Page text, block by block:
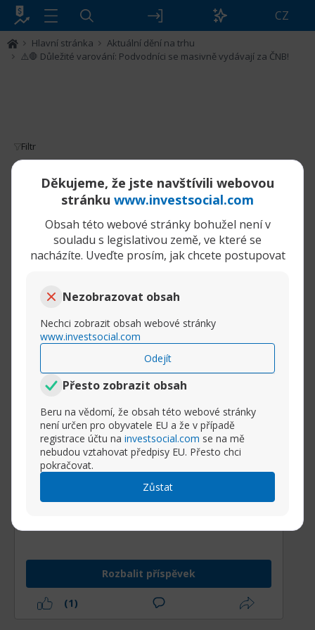
CZ
Hlavní stránka
Aktuální dění na trhu
⚠️🛑 Důležité varování: Podvodníci se masivně vydávají za ČNB!
Děkujeme, že jste navštívili webovou
stránku www.investsocial.com
Obsah této webové stránky bohužel není v
souladu s legislativou země, ve které se
nacházíte. Uveďte prosím, jak chcete postupovat
Nezobrazovat obsah
Nechci zobrazit obsah webové stránky
www.investsocial.com
Odejít
Přesto zobrazit obsah
Beru na vědomí, že obsah této webové stránky
není určen pro obyvatele EU a že v případě
registrace účtu na investsocial.com se na mě
nebudou vztahovat předpisy EU. Přesto chci
pokračovat.
Zůstat
Filtr
masivně vydávají za ČNB!
01-09-2025,
10:37 AM
⚠️🛑 Důležité varování: Podvodníci se masivně vydávají za ČNB!
WarHorse
Pozor, pozor, pozor!Toto je extrémně
fóra.
Česká národní banka (ČNB)
varovala** před masivní vlnou podvodných
e-mailů, které se šíří po celé zemi.
Podvodníci se sofistikovaně vydávají za ČNB
a rozesílají falešné výzvy k doplatkům či
převodům peněz za údajné "poplatky
sankce" nebo "registrační platby ".
Jak se chránit? Pamatujte si těchto pár
plateb, pokut nebo převodů peněz.
NEKLIKEJTEna žádné odkazy v těchto e-
mailech.
Rozbalit příspěvek
(1)